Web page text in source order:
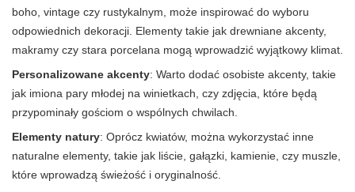
boho, vintage czy rustykalnym, może inspirować do wyboru
odpowiednich dekoracji. Elementy takie jak drewniane akcenty,
makramy czy stara porcelana mogą wprowadzić wyjątkowy klimat.
Personalizowane akcenty: Warto dodać osobiste akcenty, takie
jak imiona pary młodej na winietkach, czy zdjęcia, które będą
przypominały gościom o wspólnych chwilach.
Elementy natury: Oprócz kwiatów, można wykorzystać inne
naturalne elementy, takie jak liście, gałązki, kamienie, czy muszle,
które wprowadzą świeżość i oryginalność.